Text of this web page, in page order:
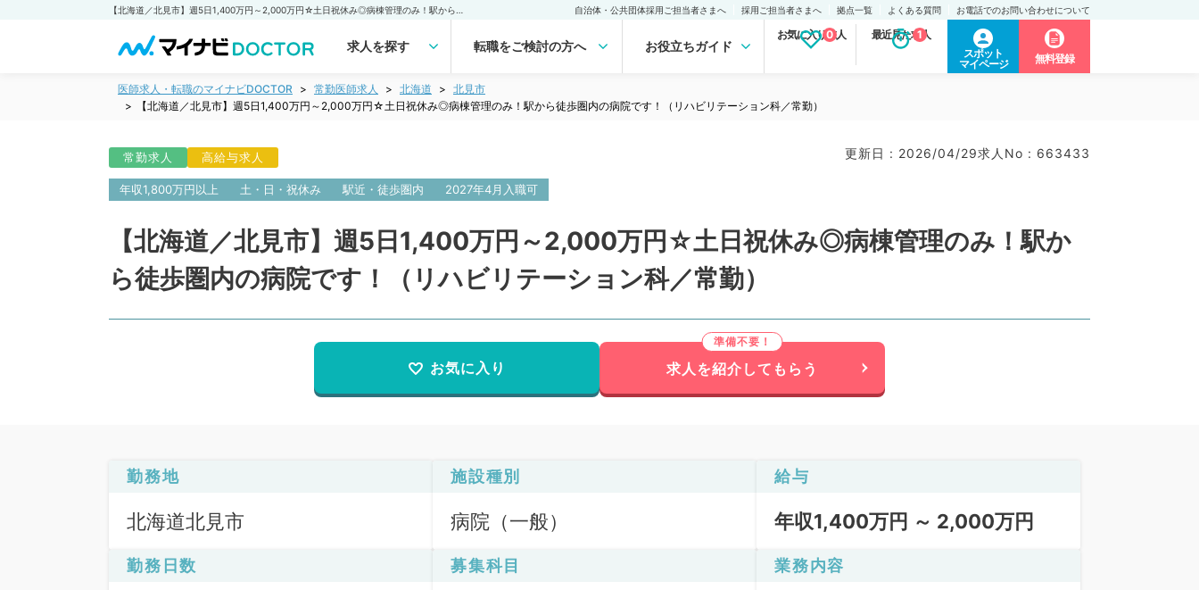
自治体・公共団体採用ご担当者さまへ 採用ご担当者さまへ 拠点一覧 よくある質問 お電話でのお問い合わせについて
求人を探す 転職をご検討の方へ お役立ちガイド
お気に入り求人
0 最近見た求人
1
スポット
マイページ
無料登録
医師求人・転職のマイナビDOCTOR 常勤医師求人 北海道
北見市
【北海道／北見市】週5日1,400万円～2,000万円☆土日祝休み◎病棟管理のみ！駅から徒歩圏内の病院です！（リハビリテーション科／常勤）
常勤求人 高給与求人 更新日 : 2026/04/29求人No : 663433
年収1,800万円以上 土・日・祝休み 駅近・徒歩圏内 2027年4月入職可
【北海道／北見市】週5日1,400万円～2,000万円☆土日祝休み◎病棟管理のみ！駅か
ら徒歩圏内の病院です！（リハビリテーション科／常勤）
お気に入り 求人を紹介してもらう
勤務地
北海道北見市
施設種別
病院（一般）
給与
年収1,400万円 ～ 2,000万円
勤務日数 募集科目 業務内容